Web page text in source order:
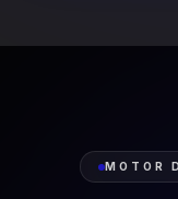
MOTOR